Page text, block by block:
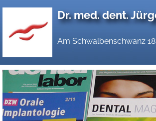
Dr. med. dent.
Am Schwalbenschwanz